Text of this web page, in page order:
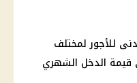
للأجورلمختلف
قيمة الدخل الشهري